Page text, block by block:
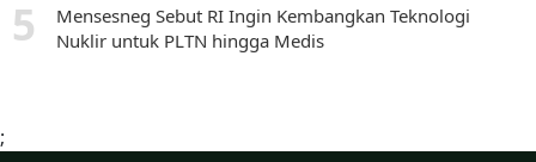
Mensesneg Sebut RI Ingin Kembangkan Teknologi
Nuklir untuk PLTN hingga Medis
;